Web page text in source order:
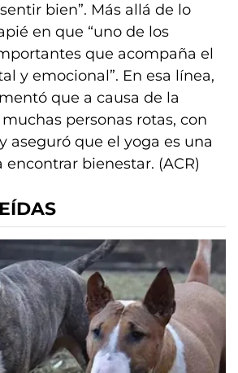
bien”. Más allá de lo
en que “uno de los
que acompaña el
y emocional”. En esa línea,
que a causa de la
personas rotas, con
aseguró que el yoga es una
bienestar. (ACR)